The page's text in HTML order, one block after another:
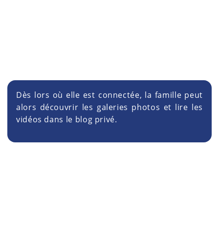
Dès lors où elle est connectée, la famille peut
alors découvrir les galeries photos et lire les
vidéos dans le blog privé.